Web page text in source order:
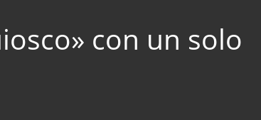
con un solo